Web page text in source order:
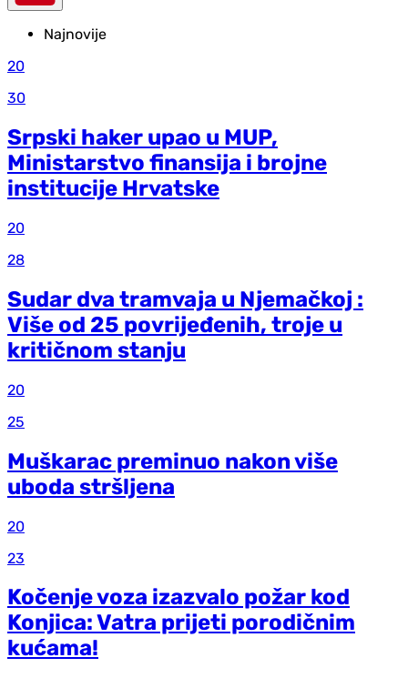
Najnovije
20
30
Srpski haker upao u MUP,
Ministarstvo finansija i brojne
institucije Hrvatske
20
28
Sudar dva tramvaja u Njemačkoj :
Više od 25 povrijeđenih, troje u
kritičnom stanju
20
25
Muškarac preminuo nakon više
uboda stršljena
20
23
Kočenje voza izazvalo požar kod
Konjica: Vatra prijeti porodičnim
kućama!